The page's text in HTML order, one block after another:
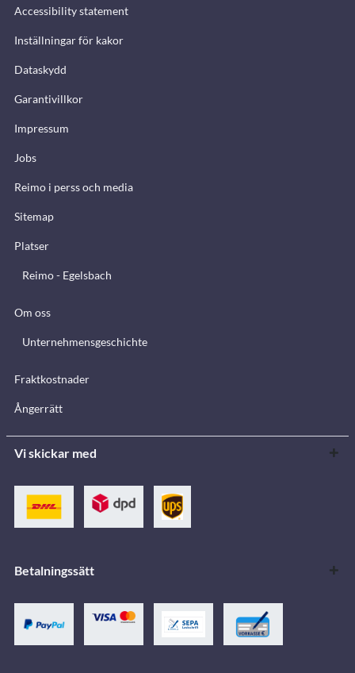
Accessibility statement
Inställningar för kakor
Dataskydd
Garantivillkor
Impressum
Jobs
Reimo i perss och media
Sitemap
Platser
Reimo - Egelsbach
Om oss
Unternehmensgeschichte
Fraktkostnader
Ångerrätt
Vi skickar med
Betalningssätt